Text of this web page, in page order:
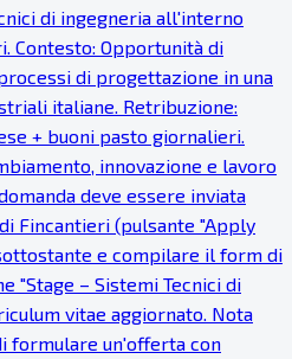
di ingegneria all'interno
Contesto: Opportunità di
di progettazione in una
italiane. Retribuzione:
+ buoni pasto giornalieri.
innovazione e lavoro
deve essere inviata
Fincantieri (pulsante "Apply
e compilare il form di
"Stage – Sistemi Tecnici di
vitae aggiornato. Nota
formulare un'offerta con